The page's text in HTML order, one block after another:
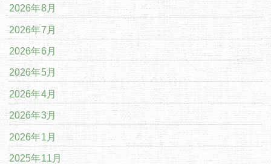
2026年8月
2026年7月
2026年6月
2026年5月
2026年4月
2026年3月
2026年1月
2025年11月